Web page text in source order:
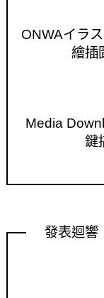
ONWAイラ
繪插
Media
鍵
發表迴響